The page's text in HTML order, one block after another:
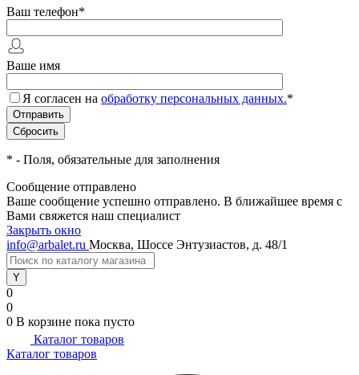
Ваш телефон*
Ваше имя
Я согласен на обработку персональных данных.*
* - Поля, обязательные для заполнения
Сообщение отправлено
Ваше сообщение успешно отправлено. В ближайшее время с
Вами свяжется наш специалист
Закрыть окно
info@arbalet.ru Москва, Шоссе Энтузиастов, д. 48/1
0
0
0 В корзине пока пусто
Каталог товаров
Каталог товаров